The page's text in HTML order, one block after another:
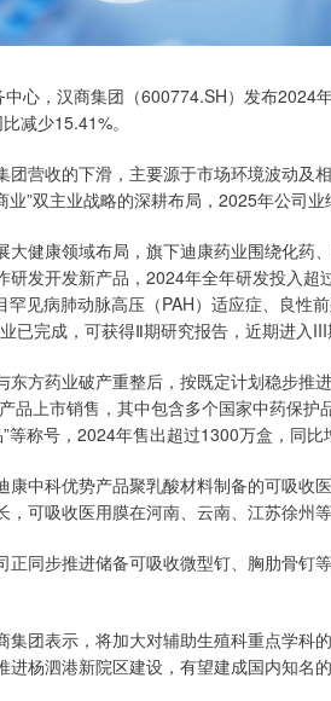
心，汉商集团（600774.SH）发布2024
减少15.41%。
团营收的下滑，主要源于市场环境波动及
”双主业战略的深耕布局，2025年公司业
大健康领域布局，旗下迪康药业围绕化药
研发开发新产品，2024年全年研发投入
罕见病肺动脉高压（PAH）适应症、良性
已完成，可获得Ⅱ期研究报告，近期进入III
东方药业破产重整后，按既定计划稳步推
品上市销售，其中包含多个国家中药保
等称号，2024年售出超过1300万盒，同比
康中科优势产品聚乳酸材料制备的可吸收
可吸收医用膜在河南、云南、江苏徐州
正同步推进储备可吸收微型钉、胸肋骨钉
集团表示，将加大对辅助生殖科重点学科
杨泗港新院区建设，有望建成国内知名的